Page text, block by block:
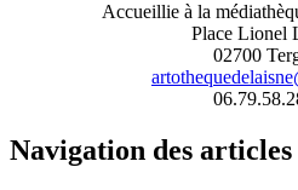
Accueillie à la
Place Lionel
02700
Navigation des articles